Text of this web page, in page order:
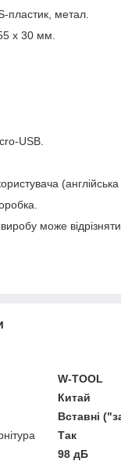
пластик, метал.
х 30 мм.
USB.
(англійська
може
W-TOOL
Китай
Вставні
Так
98 дБ